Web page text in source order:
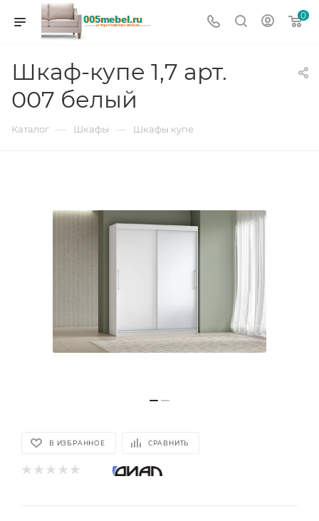
0
Шкаф-купе 1,7 арт.
007 белый
Каталог — Шкафы — Шкафы купе
В ИЗБРАННОЕ СРАВНИТЬ